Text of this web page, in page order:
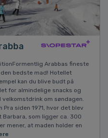
Arabbas fineste
bedste mad! Hotellet
kan du blive budt på
for almindelige snacks og
om søndagen.
siden 1971, hvor det blev
Barbara, som ligger ca. 300
mener, at maden holder en